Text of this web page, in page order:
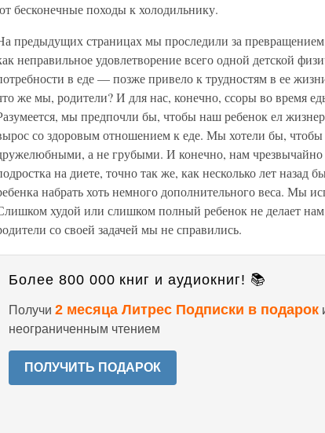
бесконечные походы к холодильнику.
предыдущих страницах мы проследили за
неправильное удов­летворение всего одной детской
в еде — позже привело к трудностям в ее
же мы, родители? И для нас, конечно, ссоры во время
мы предпочли бы, чтобы наш ребенок ел
со здоровым отношением к еде. Мы хотели бы,
а не грубыми. И конечно, нам чрезвычайно
на диете, точно так же, как несколько лет назад
набрать хоть немного дополни­тельного веса. Мы
худой или слишком полный ребенок не делает
со своей задачей мы не справились.
Более 800 000 книг и аудиокниг! 📚
Получи 2 месяца Литрес Подписки в подарок
неограниченным чтением
ПОЛУЧИТЬ ПОДАРОК